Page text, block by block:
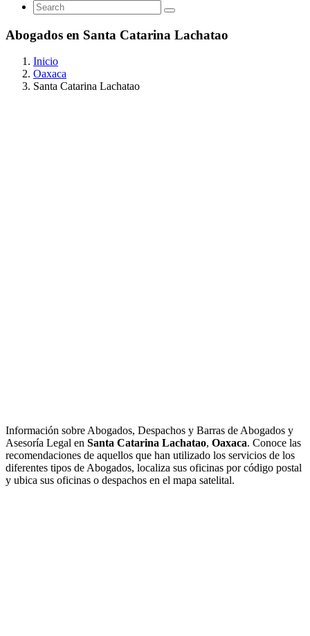
Abogados en Santa Catarina Lachatao
Inicio
Oaxaca
Santa Catarina Lachatao
Información sobre Abogados, Despachos y Barras de Abogados y
Asesoría Legal en Santa Catarina Lachatao, Oaxaca. Conoce las
recomendaciones de aquellos que han utilizado los servicios de los
diferentes tipos de Abogados, localiza sus oficinas por código postal
y ubica sus oficinas o despachos en el mapa satelital.